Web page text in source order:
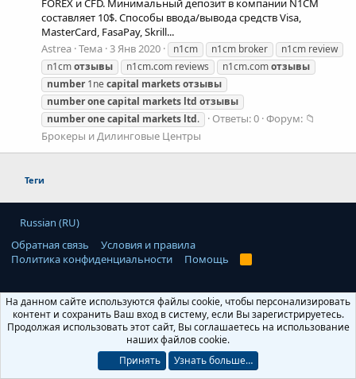
составляет 10$. Способы ввода/вывода средств Visa,
MasterCard, FasaPay, Skrill...
Astrea Тема 3 Янв 2020 n1cm n1cm broker
n1cm review
n1cmотзывы n1cm.com reviews n1cm.comотзывы
number1necapital marketsотзывы
numberonecapital markets ltd отзывы
numberonecapital markets ltd. Ответы: 0 Форум: 📁
Брокеры и Дилинговые Центры
Теги
Russian (RU)
Обратная связь
Условия и правила
Политика конфиденциальности
Помощь
R
S
© 2010-2026 XenForo Ltd
© 2015-2026 Форум по заработку
Все права защищены. Предупреждение: Публикация или дальнейшее
распространение контента Pro100Money.com без ссылки на источник
Pro100Money.com строго запрещено. Администрация форума не несет
ответственности за содержание рекламных материалов и информационных
статей, комментариев и записей пользователей, которые размещены на
страницах форума. Мысли авторов публикаций, размещенные на страницах
На данном сайте используются файлы cookie, чтобы персонализировать
контент и сохранить Ваш вход в систему, если Вы зарегистрируетесь.
Продолжая использовать этот сайт, Вы соглашаетесь на использование
наших файлов cookie.
Принять
Узнать больше…